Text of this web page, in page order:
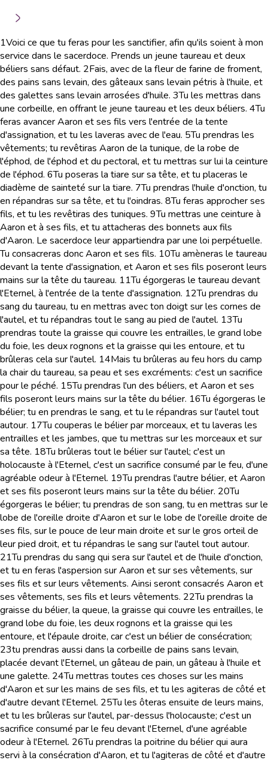
1Voici ce que tu feras pour les sanctifier, afin qu'ils soient à mon
service dans le sacerdoce. Prends un jeune taureau et deux
béliers sans défaut. 2Fais, avec de la fleur de farine de froment,
des pains sans levain, des gâteaux sans levain pétris à l'huile, et
des galettes sans levain arrosées d'huile. 3Tu les mettras dans
une corbeille, en offrant le jeune taureau et les deux béliers. 4Tu
feras avancer Aaron et ses fils vers l'entrée de la tente
d'assignation, et tu les laveras avec de l'eau. 5Tu prendras les
vêtements; tu revêtiras Aaron de la tunique, de la robe de
l'éphod, de l'éphod et du pectoral, et tu mettras sur lui la ceinture
de l'éphod. 6Tu poseras la tiare sur sa tête, et tu placeras le
diadème de sainteté sur la tiare. 7Tu prendras l'huile d'onction, tu
en répandras sur sa tête, et tu l'oindras. 8Tu feras approcher ses
fils, et tu les revêtiras des tuniques. 9Tu mettras une ceinture à
Aaron et à ses fils, et tu attacheras des bonnets aux fils
d'Aaron. Le sacerdoce leur appartiendra par une loi perpétuelle.
Tu consacreras donc Aaron et ses fils. 10Tu amèneras le taureau
devant la tente d'assignation, et Aaron et ses fils poseront leurs
mains sur la tête du taureau. 11Tu égorgeras le taureau devant
l'Eternel, à l'entrée de la tente d'assignation. 12Tu prendras du
sang du taureau, tu en mettras avec ton doigt sur les cornes de
l'autel, et tu répandras tout le sang au pied de l'autel. 13Tu
prendras toute la graisse qui couvre les entrailles, le grand lobe
du foie, les deux rognons et la graisse qui les entoure, et tu
brûleras cela sur l'autel. 14Mais tu brûleras au feu hors du camp
la chair du taureau, sa peau et ses excréments: c'est un sacrifice
pour le péché. 15Tu prendras l'un des béliers, et Aaron et ses
fils poseront leurs mains sur la tête du bélier. 16Tu égorgeras le
bélier; tu en prendras le sang, et tu le répandras sur l'autel tout
autour. 17Tu couperas le bélier par morceaux, et tu laveras les
entrailles et les jambes, que tu mettras sur les morceaux et sur
sa tête. 18Tu brûleras tout le bélier sur l'autel; c'est un
holocauste à l'Eternel, c'est un sacrifice consumé par le feu, d'une
agréable odeur à l'Eternel. 19Tu prendras l'autre bélier, et Aaron
et ses fils poseront leurs mains sur la tête du bélier. 20Tu
égorgeras le bélier; tu prendras de son sang, tu en mettras sur le
lobe de l'oreille droite d'Aaron et sur le lobe de l'oreille droite de
ses fils, sur le pouce de leur main droite et sur le gros orteil de
leur pied droit, et tu répandras le sang sur l'autel tout autour.
21Tu prendras du sang qui sera sur l'autel et de l'huile d'onction,
et tu en feras l'aspersion sur Aaron et sur ses vêtements, sur
ses fils et sur leurs vêtements. Ainsi seront consacrés Aaron et
ses vêtements, ses fils et leurs vêtements. 22Tu prendras la
graisse du bélier, la queue, la graisse qui couvre les entrailles, le
grand lobe du foie, les deux rognons et la graisse qui les
entoure, et l'épaule droite, car c'est un bélier de consécration;
23tu prendras aussi dans la corbeille de pains sans levain,
placée devant l'Eternel, un gâteau de pain, un gâteau à l'huile et
une galette. 24Tu mettras toutes ces choses sur les mains
d'Aaron et sur les mains de ses fils, et tu les agiteras de côté et
d'autre devant l'Eternel. 25Tu les ôteras ensuite de leurs mains,
et tu les brûleras sur l'autel, par-dessus l'holocauste; c'est un
sacrifice consumé par le feu devant l'Eternel, d'une agréable
odeur à l'Eternel. 26Tu prendras la poitrine du bélier qui aura
servi à la consécration d'Aaron, et tu l'agiteras de côté et d'autre